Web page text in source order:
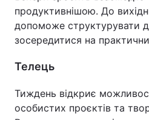
продуктивнішою. До
допоможе структурувати
зосередитися на
Телець
Тиждень відкриє
особистих проєктів та